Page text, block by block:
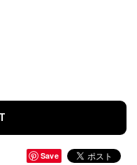
Save